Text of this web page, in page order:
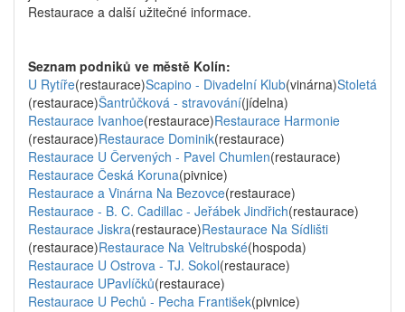
Restaurace a další užitečné informace.
Seznam podniků ve městě Kolín:
U Rytíře(restaurace)Scapino - Divadelní Klub(vinárna)Stoletá
(restaurace)Šantrůčková - stravování(jídelna)
Restaurace Ivanhoe(restaurace)Restaurace Harmonie
(restaurace)Restaurace Dominik(restaurace)
Restaurace U Červených - Pavel Chumlen(restaurace)
Restaurace Česká Koruna(pivnice)
Restaurace a Vinárna Na Bezovce(restaurace)
Restaurace - B. C. Cadillac - Jeřábek Jindřich(restaurace)
Restaurace Jiskra(restaurace)Restaurace Na Sídlišti
(restaurace)Restaurace Na Veltrubské(hospoda)
Restaurace U Ostrova - TJ. Sokol(restaurace)
Restaurace UPavlíčků(restaurace)
Restaurace U Pechů - Pecha František(pivnice)